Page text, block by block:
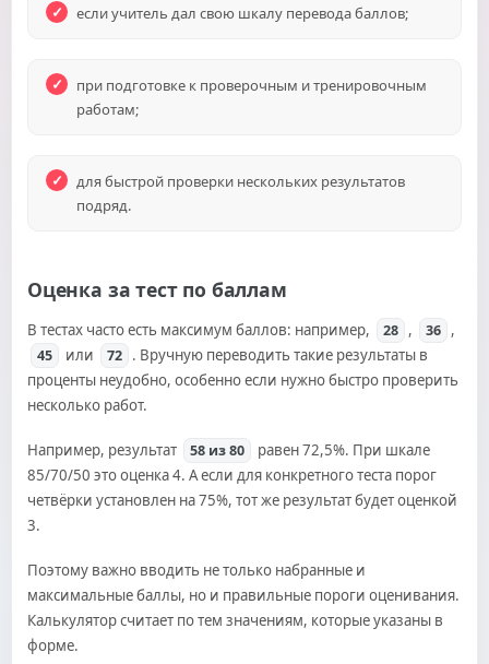
если учитель дал свою шкалу перевода баллов;
при подготовке к проверочным и тренировочным
работам;
для быстрой проверки нескольких результатов
подряд.
Оценка за тест по баллам
В тестах часто есть максимум баллов: например, 28 , 36 ,
45 или 72 . Вручную переводить такие результаты в
проценты неудобно, особенно если нужно быстро проверить
несколько работ.
Например, результат 58 из 80
равен 72,5%. При шкале
85/70/50 это оценка 4. А если для конкретного теста порог
четвёрки установлен на 75%, тот же результат будет оценкой
3.
Поэтому важно вводить не только набранные и
максимальные баллы, но и правильные пороги оценивания.
Калькулятор считает по тем значениям, которые указаны в
форме.